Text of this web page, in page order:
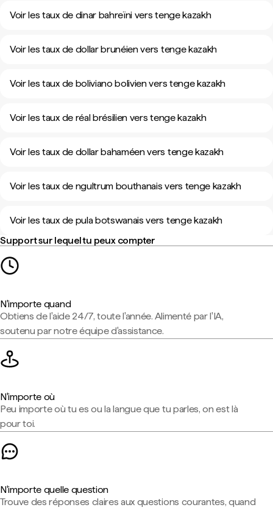
Voir les taux de dinar bahreïni vers tenge kazakh
Voir les taux de dollar brunéien vers tenge kazakh
Voir les taux de boliviano bolivien vers tenge kazakh
Voir les taux de réal brésilien vers tenge kazakh
Voir les taux de dollar bahaméen vers tenge kazakh
Voir les taux de ngultrum bouthanais vers tenge kazakh
Voir les taux de pula botswanais vers tenge kazakh
Support sur lequel tu peux compter
N'importe quand
Obtiens de l'aide 24/7, toute l'année. Alimenté par l'IA,
soutenu par notre équipe d'assistance.
N'importe où
Peu importe où tu es ou la langue que tu parles, on est là
pour toi.
N'importe quelle question
Trouve des réponses claires aux questions courantes, quand